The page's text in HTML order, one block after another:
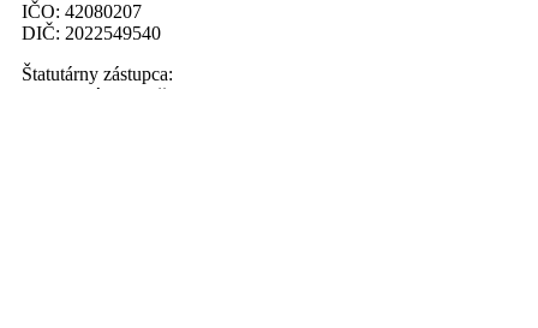
IČO: 42080207
DIČ: 2022549540
Štatutárny zástupca:
Ing. Marián Palenčar